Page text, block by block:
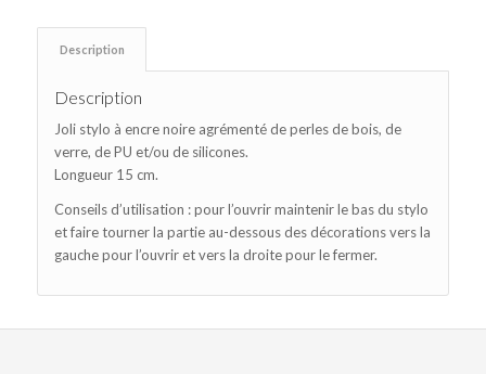
Description
Description
Joli stylo à encre noire agrémenté de perles de bois, de
verre, de PU et/ou de silicones.
Longueur 15 cm.
Conseils d’utilisation : pour l’ouvrir maintenir le bas du stylo
et faire tourner la partie au-dessous des décorations vers la
gauche pour l’ouvrir et vers la droite pour le fermer.